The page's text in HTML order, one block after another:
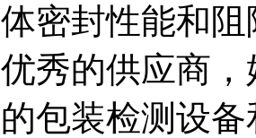
密封性能和
秀的供应商
包装检测设